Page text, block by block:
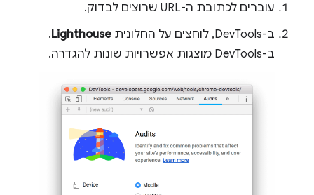
עוברים לכתובת ה-URL שרוצים לבדוק.
ב-DevTools, לוחצים על החלונית
Lighthouse
.
ב-DevTools מוצגות אפשרויות שונות להגדרה.